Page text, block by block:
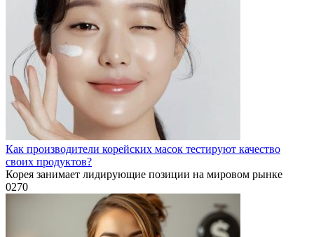
Как производители корейских масок тестируют качество
своих продуктов?
Корея занимает лидирующие позиции на мировом рынке
0270